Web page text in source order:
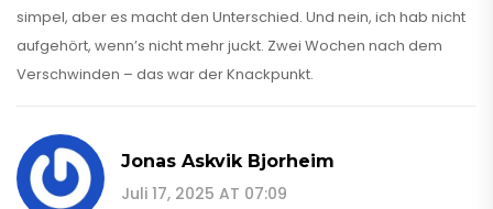
simpel, aber es macht den Unterschied. Und nein, ich hab nicht
aufgehört, wenn’s nicht mehr juckt. Zwei Wochen nach dem
Verschwinden – das war der Knackpunkt.
Jonas Askvik Bjorheim
Juli 17, 2025 AT 07:09